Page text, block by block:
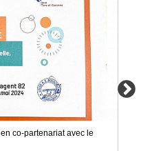
co-partenariat avec le